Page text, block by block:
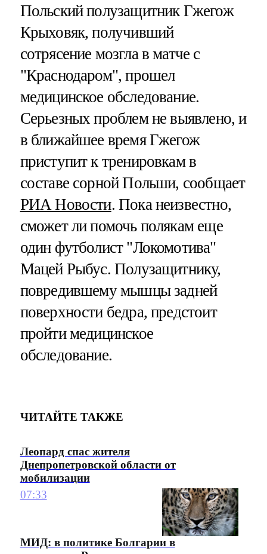
Польский полузащитник Гжегож
Крыховяк, получивший
сотрясение мозгла в матче с
"Краснодаром", прошел
медицинское обследование.
Серьезных проблем не выявлено, и
в ближайшее время Гжегож
приступит к тренировкам в
составе сорной Польши, сообщает
РИА Новости. Пока неизвестно,
сможет ли помочь полякам еще
один футболист "Локомотива"
Мацей Рыбус. Полузащитнику,
повредившему мышцы задней
поверхности бедра, предстоит
пройти медицинское
обследование.
ЧИТАЙТЕ ТАКЖЕ
Леопард спас жителя
Днепропетровской области от
мобилизации
07:33
МИД: в политике Болгарии в